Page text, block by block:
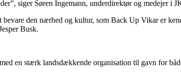
siger Søren Ingemann, underdirektør og medejer i
den nærhed og kultur, som Back Up Vikar er
Busk.
en stærk landsdækkende organisation til gavn for